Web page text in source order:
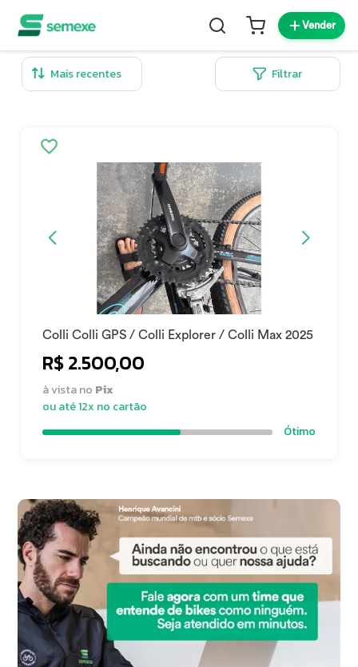
Vender
Filtrar
Colli Colli GPS / Colli Explorer / Colli Max 2025
R$ 2.500,00
à vista no Pix
ou até 12x no cartão
Ótimo